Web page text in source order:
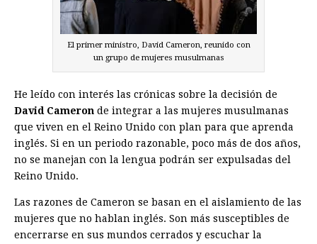
El primer ministro, David Cameron, reunido con
un grupo de mujeres musulmanas
He leído con interés las crónicas sobre la decisión de
David Cameron de integrar a las mujeres musulmanas
que viven en el Reino Unido con plan para que aprenda
inglés. Si en un periodo razonable, poco más de dos años,
no se manejan con la lengua podrán ser expulsadas del
Reino Unido.
Las razones de Cameron se basan en el aislamiento de las
mujeres que no hablan inglés. Son más susceptibles de
encerrarse en sus mundos cerrados y escuchar la